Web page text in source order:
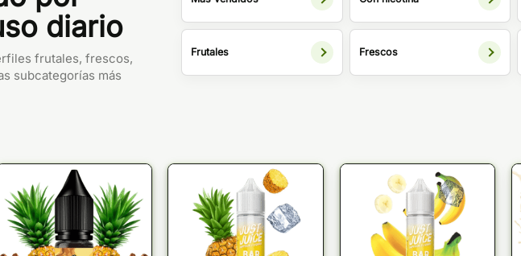
diario
frutales, frescos,
subcategorías más
Frutales Frescos